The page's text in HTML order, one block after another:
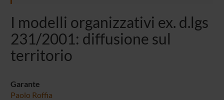
I modelli organizzativi ex. d.lgs
231/2001: diffusione sul
territorio
Garante
Paolo Roffia